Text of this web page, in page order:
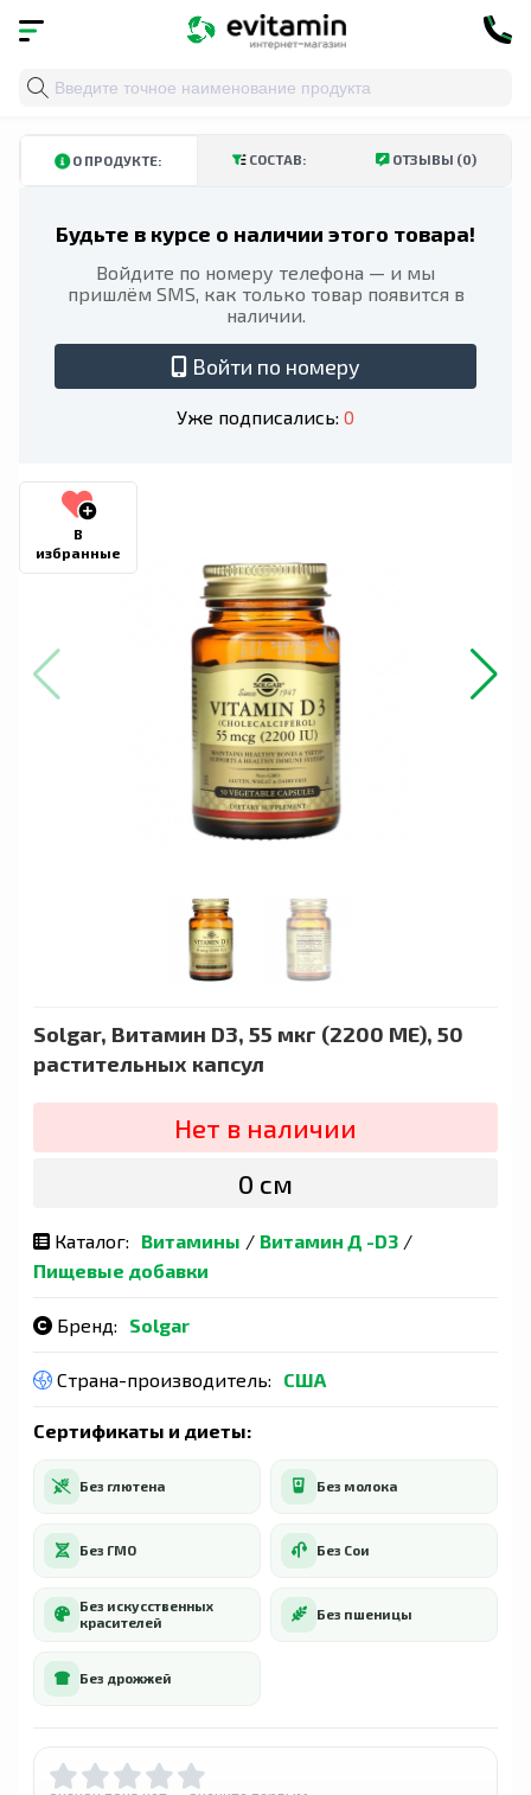
Главная Витамины и минералы
О ПРОДУКТЕ: СОСТАВ: ОТЗЫВЫ (0)
Будьте в курсе о наличии этого товара!
Войдите по номеру телефона — и мы
пришлём SMS, как только товар появится в
наличии.
Войти по номеру
Уже подписались: 0
В
избранные
Solgar, Витамин D3, 55 мкг (2200 МЕ), 50
растительных капсул
Нет в наличии
0 сӯм
Каталог: Витамины / Витамин Д -D3 /
Пищевые добавки
Бренд: Solgar
Страна-производитель: США
Сертификаты и диеты:
Без глютена Без молока
Без ГМО Без Сои
Без искусственных
красителей
Без пшеницы
Без дрожжей